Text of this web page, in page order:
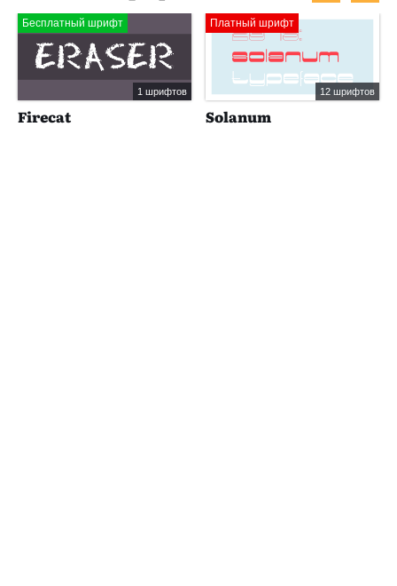
Бесплатный шрифт
1 шрифтов
Firecat
Платный шрифт
12 шрифтов
Solanum